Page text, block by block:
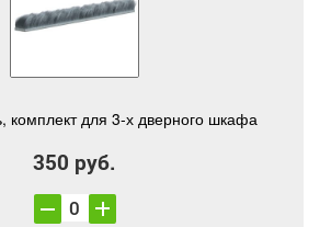
комплект для 3-х дверного шкафа
350 руб.